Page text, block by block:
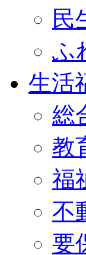
民
ふ
生活
総
教
福
不
要